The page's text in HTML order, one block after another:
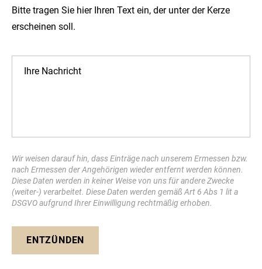
Bitte tragen Sie hier Ihren Text ein, der unter der Kerze
erscheinen soll.
Wir weisen darauf hin, dass Einträge nach unserem Ermessen bzw.
nach Ermessen der Angehörigen wieder entfernt werden können.
Diese Daten werden in keiner Weise von uns für andere Zwecke
(weiter-) verarbeitet. Diese Daten werden gemäß Art 6 Abs 1 lit a
DSGVO aufgrund Ihrer Einwilligung rechtmäßig erhoben.
ENTZÜNDEN